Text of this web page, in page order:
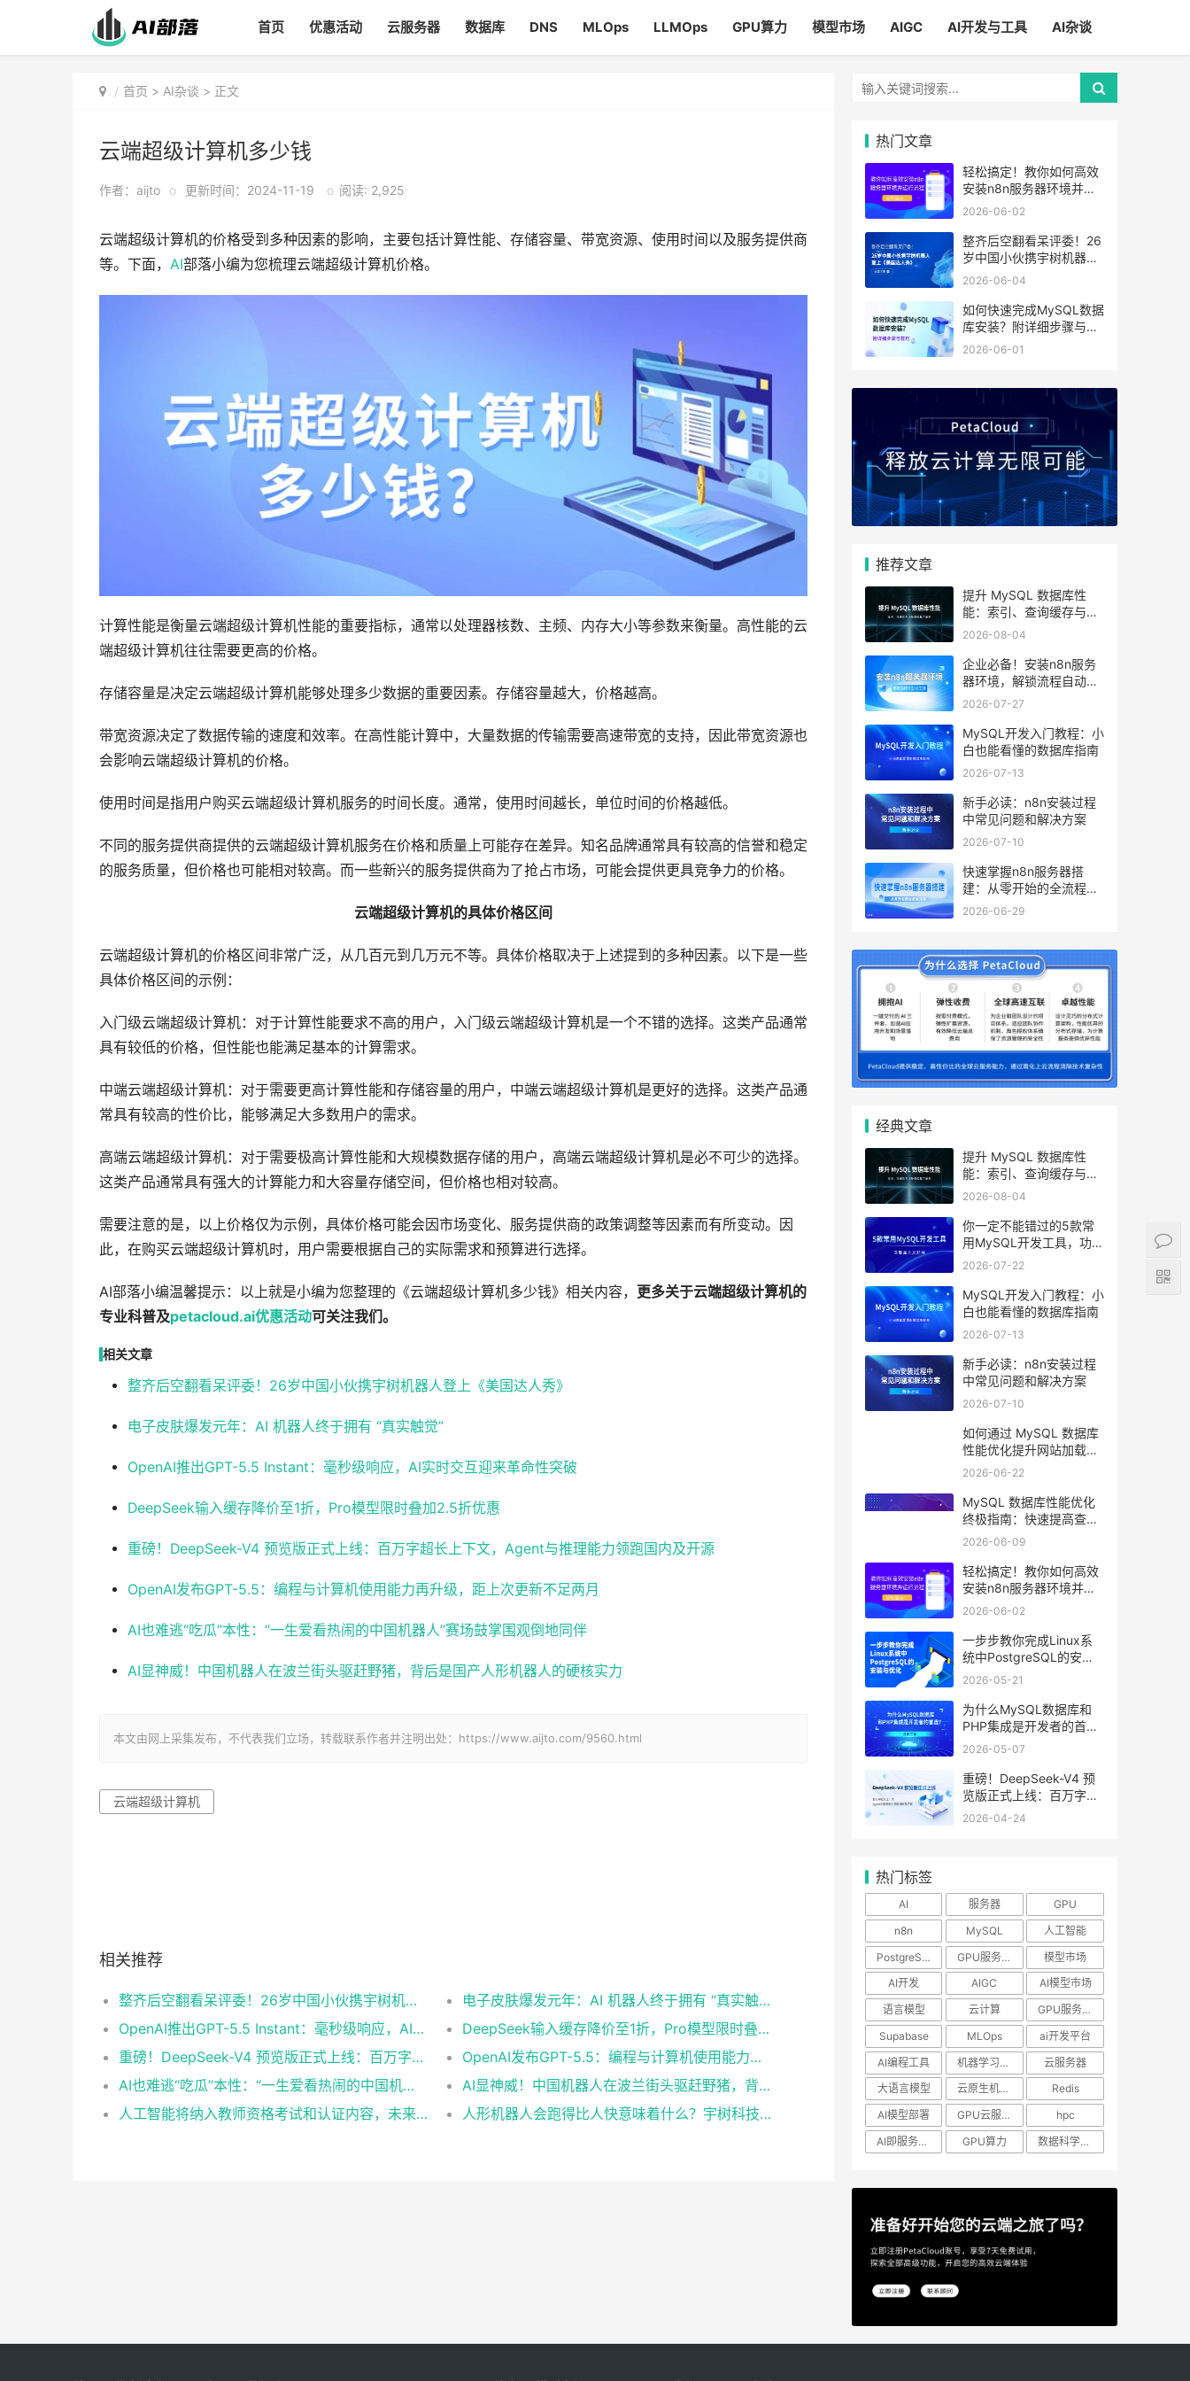
首页 优惠活动 云服务器 数据库 DNS MLOps LLMOps GPU算力 模型市场 AIGC AI开发与工具 AI杂谈
首页 > AI杂谈 > 正文
云端超级计算机多少钱
作者：aijto o 更新时间：2024-11-19 o 阅读: 2,925
云端超级计算机的价格受到多种因素的影响，主要包括计算性能、存储容量、带宽资源、使用时间以及服务提供商
等。下面， AI部落小编为您梳理云端超级计算机价格。
计算性能是衡量云端超级计算机性能的重要指标，通常以处理器核数、主频、内存大小等参数来衡量。高性能的云
端超级计算机往往需要更高的价格。
存储容量是决定云端超级计算机能够处理多少数据的重要因素。存储容量越大，价格越高。
带宽资源决定了数据传输的速度和效率。在高性能计算中，大量数据的传输需要高速带宽的支持，因此带宽资源也
会影响云端超级计算机的价格。
使用时间是指用户购买云端超级计算机服务的时间长度。通常，使用时间越长，单位时间的价格越低。
不同的服务提供商提供的云端超级计算机服务在价格和质量上可能存在差异。知名品牌通常具有较高的信誉和稳定
的服务质量，但价格也可能相对较高。而一些新兴的服务提供商为了抢占市场，可能会提供更具竞争力的价格。
云端超级计算机的具体价格区间
云端超级计算机的价格区间非常广泛，从几百元到几万元不等。具体价格取决于上述提到的多种因素。以下是一些
具体价格区间的示例：
入门级云端超级计算机：对于计算性能要求不高的用户，入门级云端超级计算机是一个不错的选择。这类产品通常
具有较低的价格，但性能也能满足基本的计算需求。
中端云端超级计算机：对于需要更高计算性能和存储容量的用户，中端云端超级计算机是更好的选择。这类产品通
常具有较高的性价比，能够满足大多数用户的需求。
高端云端超级计算机：对于需要极高计算性能和大规模数据存储的用户，高端云端超级计算机是必不可少的选择。
这类产品通常具有强大的计算能力和大容量存储空间，但价格也相对较高。
需要注意的是，以上价格仅为示例，具体价格可能会因市场变化、服务提供商的政策调整等因素而有所变动。因
此，在购买云端超级计算机时，用户需要根据自己的实际需求和预算进行选择。
AI部落小编温馨提示：以上就是小编为您整理的《云端超级计算机多少钱》相关内容，
更多关于云端超级计算机的
专业科普及petacloud.ai优惠活动可关注我们。
相关文章
整齐后空翻看呆评委！26岁中国小伙携宇树机器人登上《美国达人秀》
电子皮肤爆发元年：AI 机器人终于拥有 “真实触觉”
OpenAI推出GPT-5.5 Instant：毫秒级响应，AI实时交互迎来革命性突破
DeepSeek输入缓存降价至1折，Pro模型限时叠加2.5折优惠
重磅！DeepSeek-V4 预览版正式上线：百万字超长上下文，Agent与推理能力领跑国内及开源
OpenAI发布GPT-5.5：编程与计算机使用能力再升级，距上次更新不足两月
AI也难逃“吃瓜”本性：“一生爱看热闹的中国机器人”赛场鼓掌围观倒地同伴
AI显神威！中国机器人在波兰街头驱赶野猪，背后是国产人形机器人的硬核实力
本文由网上采集发布，不代表我们立场，转载联系作者并注明出处：https://www.aijto.com/9560.html
云端超级计算机
相关推荐
整齐后空翻看呆评委！26岁中国小伙携宇树机器人登上《美国达人秀》
电子皮肤爆发元年：AI 机器人终于拥有 “真实触觉”
OpenAI推出GPT-5.5 Instant：毫秒级响应，AI实时交互迎来革命性突破
DeepSeek输入缓存降价至1折，Pro模型限时叠加2.5折优惠
重磅！DeepSeek-V4 预览版正式上线：百万字超长上下文，Agent与推理能力领跑国内及开源
OpenAI发布GPT-5.5：编程与计算机使用能力再升级，距上次更新不足两月
AI也难逃“吃瓜”本性：“一生爱看热闹的中国机器人”赛场鼓掌围观倒地同伴
AI显神威！中国机器人在波兰街头驱赶野猪，背后是国产人形机器人的硬核实力
人工智能将纳入教师资格考试和认证内容，未来教师必须掌握AI素养
人形机器人会跑得比人快意味着什么？宇树科技创始人：半马突破1小时，万亿级具身智能爆发前夜已至
热门文章
轻松搞定！教你如何高效
安装n8n服务器环境并运
行流程
2026-06-02
整齐后空翻看呆评委！26
岁中国小伙携宇树机器人
登上《美国达人秀》
2026-06-04
如何快速完成MySQL数据
库安装？附详细步骤与技
巧
2026-06-01
推荐文章
提升 MySQL 数据库性
能：索引、查询缓存与参
数优化全解析
2026-08-04
企业必备！安装n8n服务
器环境，解锁流程自动化
工具
2026-07-27
MySQL开发入门教程：小
白也能看懂的数据库指南
2026-07-13
新手必读：n8n安装过程
中常见问题和解决方案
2026-07-10
快速掌握n8n服务器搭
建：从零开始的全流程指
南
2026-06-29
经典文章
提升 MySQL 数据库性
能：索引、查询缓存与参
数优化全解析
2026-08-04
你一定不能错过的5款常
用MySQL开发工具，功能
强大又好用
2026-07-22
MySQL开发入门教程：小
白也能看懂的数据库指南
2026-07-13
新手必读：n8n安装过程
中常见问题和解决方案
2026-07-10
如何通过 MySQL 数据库
性能优化提升网站加载速
度？
2026-06-22
MySQL 数据库性能优化
终极指南：快速提高查询
效率的10个技巧
2026-06-09
轻松搞定！教你如何高效
安装n8n服务器环境并运
行流程
2026-06-02
一步步教你完成Linux系
统中PostgreSQL的安装
与优化
2026-05-21
为什么MySQL数据库和
PHP集成是开发者的首
选？
2026-05-07
重磅！DeepSeek-V4 预
览版正式上线：百万字超
长上下文，Agent与推理
2026-04-24
热门标签
AI 服务器
GPU
n8n
MySQL
人工智能
PostgreSQL
GPU服务器
模型市场
AI开发
AIGC
AI模型市场
语言模型
云计算
GPU服务器租用
Supabase
MLOps
ai开发平台
AI编程工具
机器学习模型
云服务器
大语言模型
云原生机器学习
Redis
AI模型部署
GPU云服务器
hpc
AI即服务平台
GPU算力 数据科学工作流